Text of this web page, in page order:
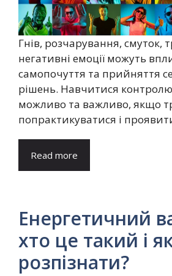
Гнів, розчарування, смуток,
негативні емоції можуть
самопочуття та прийняття
рішень. Навчитися
можливо та важливо, якщо
попрактикуватися і
Read more
Енергетичний
хто це такий і
розпізнати?